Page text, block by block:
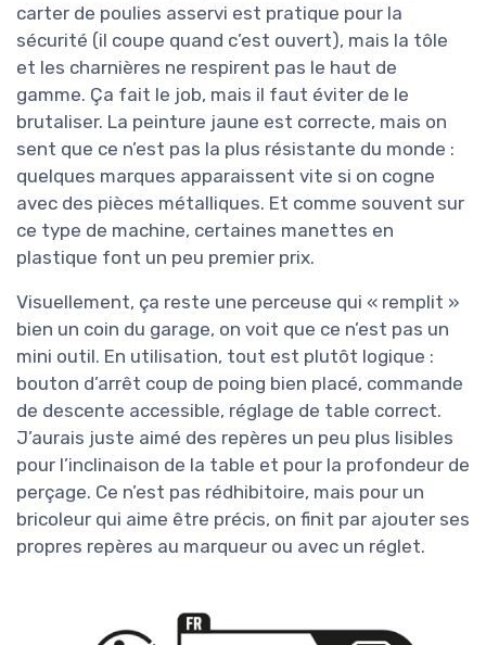
carter de poulies asservi est pratique pour la
sécurité (il coupe quand c’est ouvert), mais la tôle
et les charnières ne respirent pas le haut de
gamme. Ça fait le job, mais il faut éviter de le
brutaliser. La peinture jaune est correcte, mais on
sent que ce n’est pas la plus résistante du monde :
quelques marques apparaissent vite si on cogne
avec des pièces métalliques. Et comme souvent sur
ce type de machine, certaines manettes en
plastique font un peu premier prix.
Visuellement, ça reste une perceuse qui « remplit »
bien un coin du garage, on voit que ce n’est pas un
mini outil. En utilisation, tout est plutôt logique :
bouton d’arrêt coup de poing bien placé, commande
de descente accessible, réglage de table correct.
J’aurais juste aimé des repères un peu plus lisibles
pour l’inclinaison de la table et pour la profondeur de
perçage. Ce n’est pas rédhibitoire, mais pour un
bricoleur qui aime être précis, on finit par ajouter ses
propres repères au marqueur ou avec un réglet.